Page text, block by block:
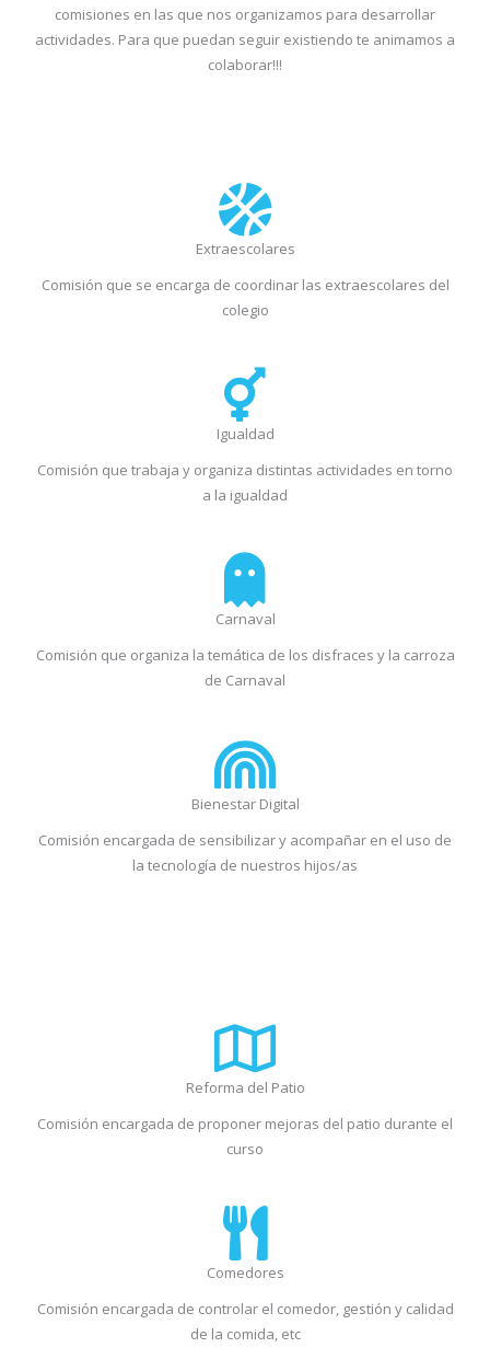
comisiones en las que nos organizamos para desarrollar
actividades. Para que puedan seguir existiendo te animamos a
colaborar!!!
Extraescolares
Comisión que se encarga de coordinar las extraescolares del
colegio
Igualdad
Comisión que trabaja y organiza distintas actividades en torno
a la igualdad
Carnaval
Comisión que organiza la temática de los disfraces y la carroza
de Carnaval
Bienestar Digital
Comisión encargada de sensibilizar y acompañar en el uso de
la tecnología de nuestros hijos/as
Reforma del Patio
Comisión encargada de proponer mejoras del patio durante el
curso
Comedores
Comisión encargada de controlar el comedor, gestión y calidad
de la comida, etc